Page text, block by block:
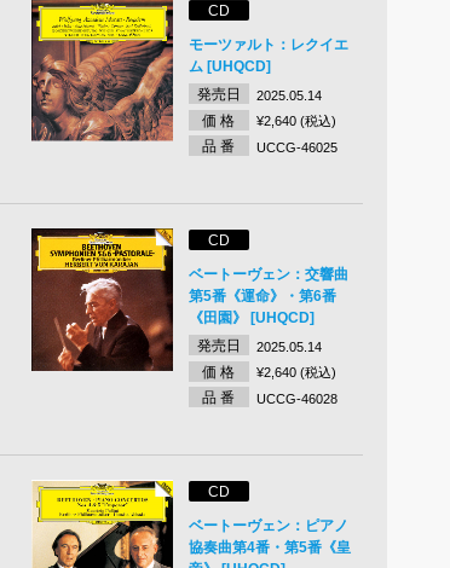
CD
モーツァルト：レクイエ
ム [UHQCD]
発売日
2025.05.14
価 格 ¥2,640 (税込)
品 番 UCCG-46025
CD
ベートーヴェン：交響曲
第5番《運命》・第6番
《田園》 [UHQCD]
発売日
2025.05.14
価 格 ¥2,640 (税込)
品 番 UCCG-46028
CD
ベートーヴェン：ピアノ
協奏曲第4番・第5番《皇